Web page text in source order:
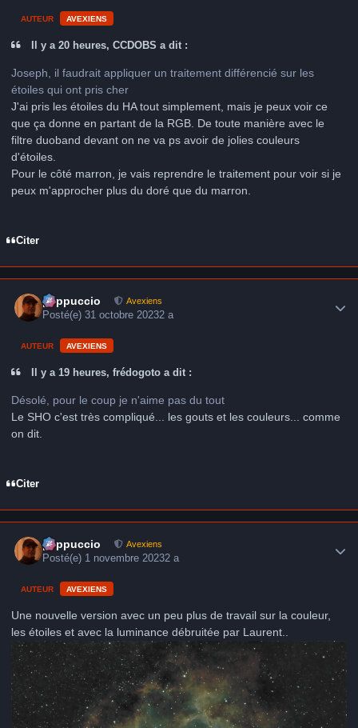
AUTEUR AVEXIENS
Il y a 20 heures, CCDOBS a dit :
Joseph, il faudrait appliquer un traitement différencié sur les
étoiles qui ont pris cher
J'ai pris les étoiles du HA tout simplement, mais je peux voir ce
que ça donne en partant de la RGB. De toute manière avec le
filtre duoband devant on ne va ps avoir de jolies couleurs
d'étoiles.
Pour le côté marron, je vais reprendre le traitement pour voir si je
peux m'approcher plus du doré que du marron.
Citer
peppuccio Avexiens
Posté(e)31 octobre 20232 a
AUTEUR AVEXIENS
Il y a 19 heures, frédogoto a dit :
Désolé, pour le coup je n'aime pas du tout
Le SHO c'est très compliqué... les gouts et les couleurs... comme
on dit.
Citer
peppuccio Avexiens
Posté(e) 1 novembre 20232 a
AUTEUR AVEXIENS
Une nouvelle version avec un peu plus de travail sur la couleur,
les étoiles et avec la luminance débruitée par Laurent..